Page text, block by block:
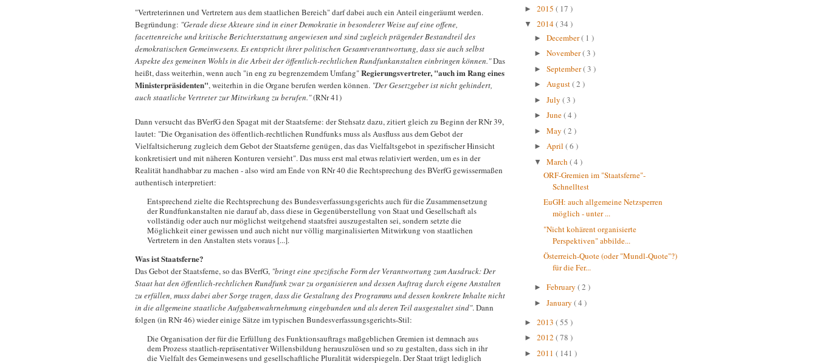
"Vertreterinnen und Vertretern aus dem staatlichen Bereich" darf dabei auch ein Anteil eingeräumt werden.
Begründung: "Gerade diese Akteure sind in einer Demokratie in besonderer Weise auf eine offene,
facettenreiche und kritische Berichterstattung angewiesen und sind zugleich prägender Bestandteil des
demokratischen Gemeinwesens. Es entspricht ihrer politischen Gesamtverantwortung, dass sie auch selbst
Aspekte des gemeinen Wohls in die Arbeit der öffentlich-rechtlichen Rundfunkanstalten einbringen können."Das
heißt, dass weiterhin, wenn auch "in eng zu begrenzemdem Umfang"Regierungsvertreter, "auch im Rang eines
Ministerpräsidenten", weiterhin in die Organe berufen werden können. "Der Gesetzgeber ist nicht gehindert,
auch staatliche Vertreter zur Mitwirkung zu berufen."(RNr 41)
Dann versucht das BVerfG den Spagat mit der Staatsferne: der Stehsatz dazu, zitiert gleich zu Beginn der RNr 39,
lautet: "Die Organisation des öffentlich-rechtlichen Rundfunks muss als Ausfluss aus dem Gebot der
Vielfaltsicherung zugleich dem Gebot der Staatsferne genügen, das das Vielfaltsgebot in spezifischer Hinsicht
konkretisiert und mit näheren Konturen versieht". Das muss erst mal etwas relativiert werden, um es in der
Realität handhabbar zu machen - also wird am Ende von RNr 40 die Rechtsprechung des BVerfG gewissermaßen
authentisch interpretiert:
Entsprechend zielte die Rechtsprechung des Bundesverfassungsgerichts auch für die Zusammensetzung
der Rundfunkanstalten nie darauf ab, dass diese in Gegenüberstellung von Staat und Gesellschaft als
vollständig oder auch nur möglichst weitgehend staatsfrei auszugestalten sei, sondern setzte die
Möglichkeit einer gewissen und auch nicht nur völlig marginalisierten Mitwirkung von staatlichen
Vertretern in den Anstalten stets voraus [...].
Was ist Staatsferne?
Das Gebot der Staatsferne, so das BVerfG, "bringt eine spezifische Form der Verantwortung zum Ausdruck: Der
Staat hat den öffentlich-rechtlichen Rundfunk zwar zu organisieren und dessen Auftrag durch eigene Anstalten
zu erfüllen, muss dabei aber Sorge tragen, dass die Gestaltung des Programms und dessen konkrete Inhalte nicht
in die allgemeine staatliche Aufgabenwahrnehmung eingebunden und als deren Teil ausgestaltet sind". Dann
folgen (in RNr 46) wieder einige Sätze im typischen Bundesverfassungsgerichts-Stil:
Die Organisation der für die Erfüllung des Funktionsauftrags maßgeblichen Gremien ist demnach aus
dem Prozess staatlich-repräsentativer Willensbildung herauszulösen und so zu gestalten, dass sich in ihr
die Vielfalt des Gemeinwesens und gesellschaftliche Pluralität widerspiegeln. Der Staat trägt lediglich
► 2015 ( 17 )
▼ 2014( 34 )
► December( 1 )
► November( 3 )
► September( 3 )
► August( 2 )
► July ( 3 )
► June( 4 )
► May ( 2 )
► April ( 6 )
▼ March ( 4 )
ORF-Gremien im "Staatsferne"-
Schnelltest
EuGH: auch allgemeine Netzsperren
möglich - unter ...
"Nicht kohärent organisierte
Perspektiven" abbilde...
Österreich-Quote (oder "Mundl-Quote"?)
für die Fer...
► February ( 2 )
► January ( 4 )
► 2013 ( 55 )
► 2012 ( 78 )
► 2011 ( 141 )